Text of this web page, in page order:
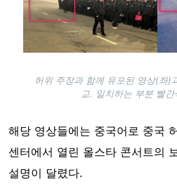
허위 주장과 함께 유포된 영상(좌)
교. 일치하는 부분 빨
해당 영상들에는 중국어로 중국
센터에서 열린 올스타 콘서트의
설명이 달렸다.